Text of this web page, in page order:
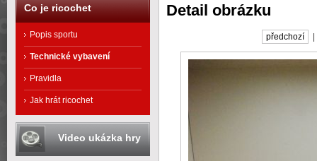
Detail obrázku
předchozí
Co je ricochet
Popis sportu
Technické vybavení
Pravidla
Jak hrát ricochet
Video ukázka hry